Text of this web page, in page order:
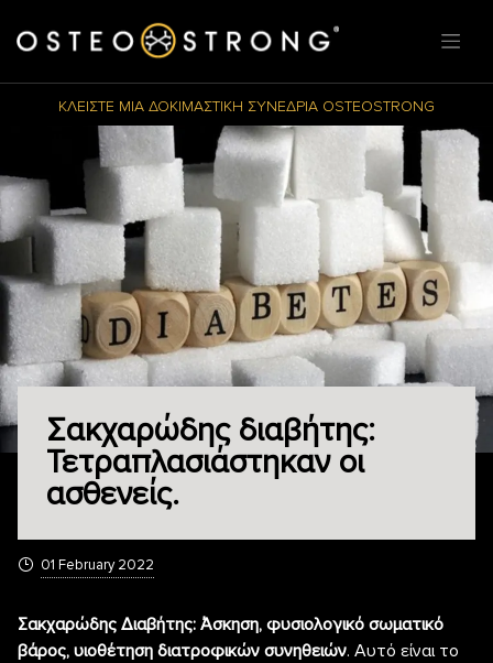
ΚΛΕΙΣΤΕ ΜΙΑ ΔΟΚΙΜΑΣΤΙΚΗ ΣΥΝΕΔΡΙΑ OSTEOSTRONG
Σακχαρώδης διαβήτης:
Τετραπλασιάστηκαν οι
ασθενείς.
01 February 2022
Σακχαρώδης Διαβήτης: Άσκηση, φυσιολογικό σωματικό
βάρος, υιοθέτηση διατροφικών συνηθειών. Αυτό είναι το